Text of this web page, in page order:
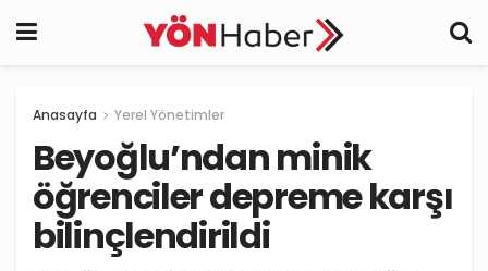
Anasayfa Yerel Yönetimler
Beyoğlu’ndan minik
öğrenciler depreme karşı
bilinçlendirildi